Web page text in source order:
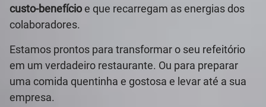
custo-benefícioe que recarregam as energias dos
colaboradores.
Estamos prontos para transformar o seu refeitório
em um verdadeiro restaurante. Ou para preparar
uma comida quentinha e gostosa e levar até a sua
empresa.